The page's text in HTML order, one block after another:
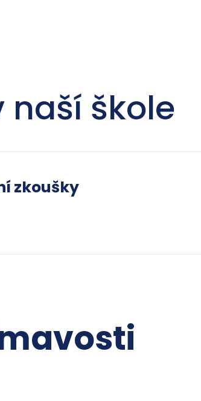
naší škole
zkoušky